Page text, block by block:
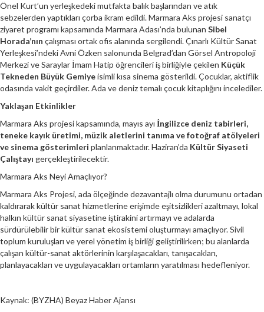
Önel Kurt’un yerleşkedeki mutfakta balık başlarından ve atık
sebzelerden yaptıkları çorba ikram edildi. Marmara Aks projesi sanatçı
ziyaret programı kapsamında Marmara Adası’nda bulunan Sibel
Horada’nın çalışması ortak ofis alanında sergilendi. Çınarlı Kültür Sanat
Yerleşkesi’ndeki Avni Özken salonunda Belgrad’dan Görsel Antropoloji
Merkezi ve Saraylar İmam Hatip öğrencileri iş birliğiyle çekilen Küçük
Tekneden Büyük Gemiyeisimli kısa sinema gösterildi. Çocuklar, aktiflik
odasında vakit geçirdiler. Ada ve deniz temalı çocuk kitaplığını incelediler.
Yaklaşan Etkinlikler
Marmara Aks projesi kapsamında, mayıs ayı İngilizce deniz tabirleri,
teneke kayık üretimi, müzik aletlerini tanıma ve fotoğraf atölyeleri
ve sinema gösterimleri planlanmaktadır. Haziran’da Kültür Siyaseti
Çalıştayı gerçekleştirilecektir.
Marmara Aks Neyi Amaçlıyor?
Marmara Aks Projesi, ada ölçeğinde dezavantajlı olma durumunu ortadan
kaldırarak kültür sanat hizmetlerine erişimde eşitsizlikleri azaltmayı, lokal
halkın kültür sanat siyasetine iştirakini artırmayı ve adalarda
sürdürülebilir bir kültür sanat ekosistemi oluşturmayı amaçlıyor. Sivil
toplum kuruluşları ve yerel yönetim iş birliği geliştirilirken; bu alanlarda
çalışan kültür-sanat aktörlerinin karşılaşacakları, tanışacakları,
planlayacakları ve uygulayacakları ortamların yaratılması hedefleniyor.
Kaynak: (BYZHA) Beyaz Haber Ajansı